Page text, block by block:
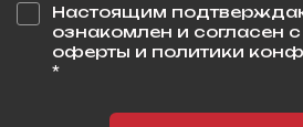
Настоящим
ознакомлен и согласен
оферты и политики
*